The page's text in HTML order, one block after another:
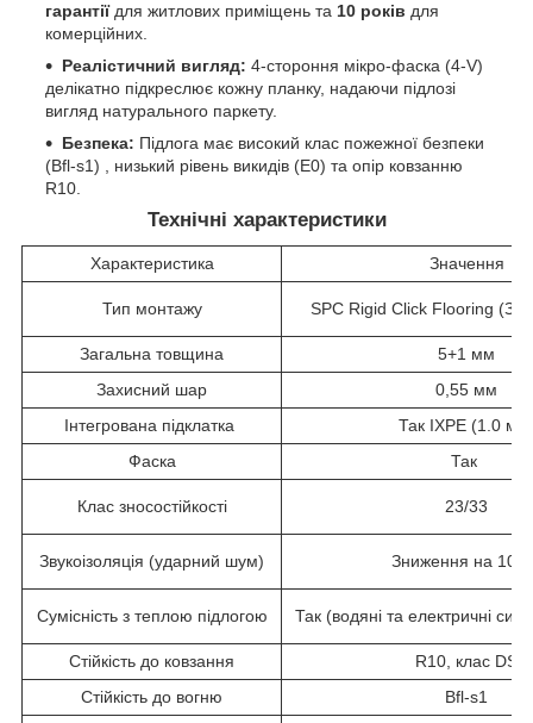
гарантіїдля житлових приміщень та 10 років для
комерційних.
Реалістичний вигляд: 4-стороння мікро-фаска (4-V)
делікатно підкреслює кожну планку, надаючи підлозі
вигляд натурального паркету.
Безпека: Підлога має високий клас пожежної безпеки
(Bfl-s1) , низький рівень викидів (E0) та опір ковзанню
R10.
Технічні характеристики
Характеристика Значення
Тип монтажу SPC Rigid Click Flooring
Загальна товщина
5+1 мм
Захисний шар
0,55 мм
Інтегрована підклатка
Так IXPE (1.0
Фаска
Так
Клас зносостійкості 23/33
Звукоізоляція (ударний шум) Зниження на 10
Сумісність з теплою підлогою Так (водяні та електричні
Стійкість до ковзання
R10, клас DS
Стійкість до вогню
Bfl-s1